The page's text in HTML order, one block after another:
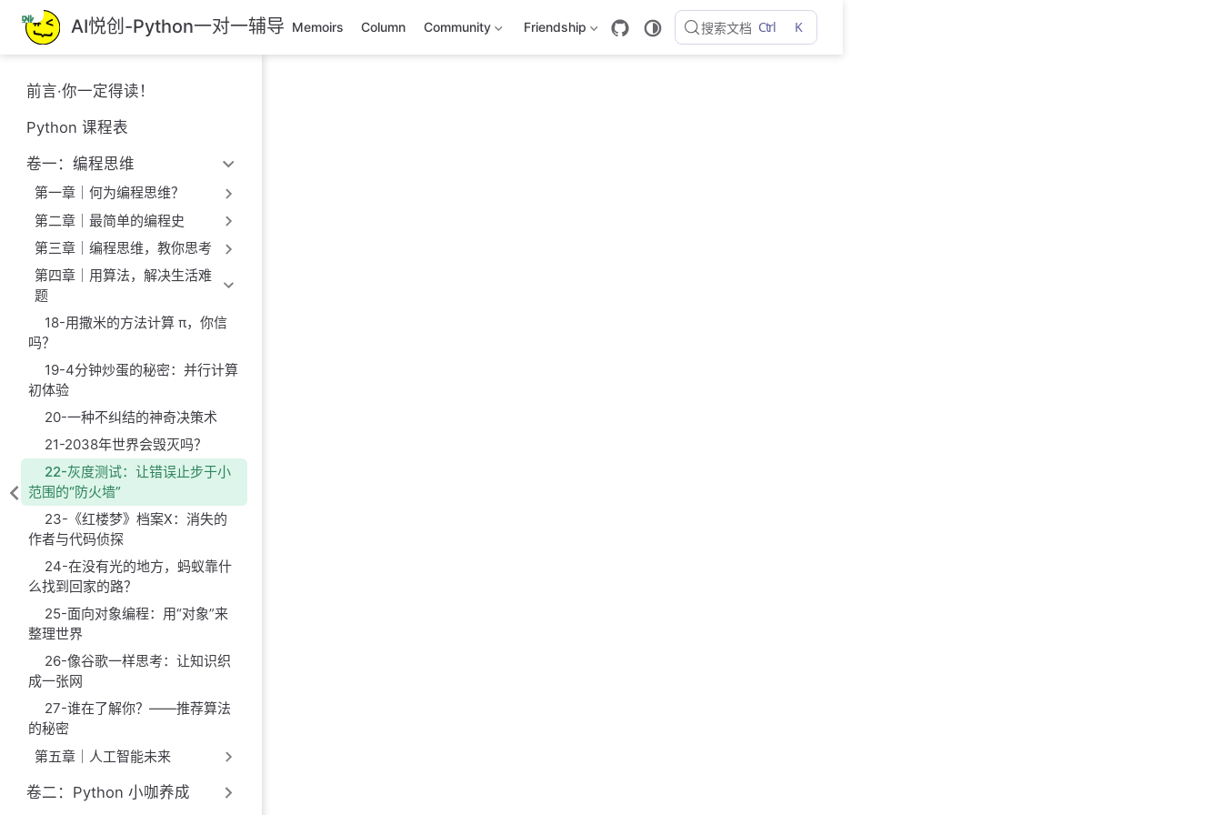
跳
至
主
要
內
AI悦创-Python一对一辅导 Memoirs Column Community Friendship 搜索文档 Ctrl K
前言·你一定得读！
Python 课程表
卷一：编程思维
第一章｜何为编程思维？
第二章｜最简单的编程史
第三章｜编程思维，教你思考
第四章｜用算法，解决生活难
题
18-用撒米的方法计算 π，你信
吗？
19-4分钟炒蛋的秘密：并行计算
初体验
20-一种不纠结的神奇决策术
21-2038年世界会毁灭吗？
22-灰度测试：让错误止步于小
范围的“防火墙”
23-《红楼梦》档案X：消失的
作者与代码侦探
24-在没有光的地方，蚂蚁靠什
么找到回家的路？
25-面向对象编程：用“对象”来
整理世界
26-像谷歌一样思考：让知识织
成一张网
27-谁在了解你？——推荐算法
的秘密
第五章｜人工智能未来
卷二：Python 小咖养成